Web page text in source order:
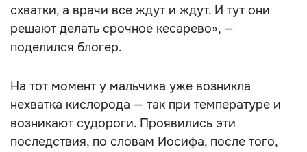
схватки, а врачи все ждут и ждут. И тут они
решают делать срочное кесарево», —
поделился блогер.
На тот момент у мальчика уже возникла
нехватка кислорода — так при температуре и
возникают судороги. Проявились эти
последствия, по словам Иосифа, после того,